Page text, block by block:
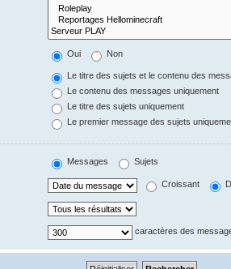
Oui Non
Le titre des sujets et le contenu des
Le contenu des messages uniquement
Le titre des sujets uniquement
Le premier message des sujets
Messages Sujets
Croissant
caractères des